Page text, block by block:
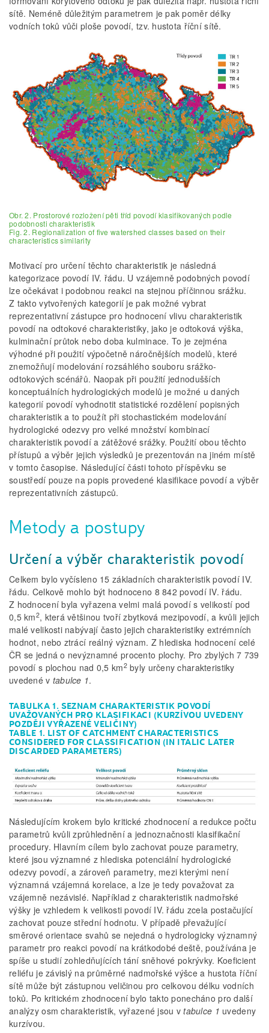
sítě. Neméně důležitým parametrem je pak poměr délky
vodních toků vůči ploše povodí, tzv. hustota říční sítě.
Obr. 2. Prostorové rozložení pěti tříd povodí klasifikovaných podle
podobnosti charakteristik
Fig. 2. Regionalization of five watershed classes based on their
characteristics similarity
Motivací pro určení těchto charakteristik je následná
kategorizace povodí IV. řádu. U vzájemně podobných povodí
lze očekávat i podobnou reakci na stejnou příčinnou srážku.
Z takto vytvořených kategorií je pak možné vybrat
reprezentativní zástupce pro hodnocení vlivu charakteristik
povodí na odtokové charakteristiky, jako je odtoková výška,
kulminační průtok nebo doba kulminace. To je zejména
výhodné při použití výpočetně náročnějších modelů, které
znemožňují modelování rozsáhlého souboru srážko-
odtokových scénářů. Naopak při použití jednodušších
konceptuálních hydrologických modelů je možné u daných
kategorií povodí vyhodnotit statistické rozdělení popisných
charakteristik a to použít při stochastickém modelování
hydrologické odezvy pro velké množství kombinací
charakteristik povodí a zátěžové srážky. Použití obou těchto
přístupů a výběr jejich výsledků je prezentován na jiném místě
v tomto časopise. Následující části tohoto příspěvku se
soustředí pouze na popis provedené klasifikace povodí a výběr
reprezentativních zástupců.
Metody a postupy
Určení a výběr charakteristik povodí
Celkem bylo vyčísleno 15 základních charakteristik povodí IV.
řádu. Celkově mohlo být hodnoceno 8 842 povodí IV. řádu.
Z hodnocení byla vyřazena velmi malá povodí s velikostí pod
0,5 km2, která většinou tvoří zbytková mezipovodí, a kvůli jejich
malé velikosti nabývají často jejich charakteristiky extrémních
hodnot, nebo ztrácí reálný význam. Z hlediska hodnocení celé
ČR se jedná o nevýznamné procento plochy. Pro zbylých 7 739
povodí s plochou nad 0,5 km2byly určeny charakteristiky
uvedené v tabulce 1.
TABULKA 1. SEZNAM CHARAKTERISTIK POVODÍ
UVAŽOVANÝCH PRO KLASIFIKACI (KURZÍVOU UVEDENY
POZDĚJI VYŘAZENÉ VELIČINY)
TABLE 1. LIST OF CATCHMENT CHARACTERISTICS
CONSIDERED FOR CLASSIFICATION (IN ITALIC LATER
DISCARDED PARAMETERS)
Následujícím krokem bylo kritické zhodnocení a redukce počtu
parametrů kvůli zprůhlednění a jednoznačnosti klasifikační
procedury. Hlavním cílem bylo zachovat pouze parametry,
které jsou významné z hlediska potenciální hydrologické
odezvy povodí, a zároveň parametry, mezi kterými není
významná vzájemná korelace, a lze je tedy považovat za
vzájemně nezávislé. Například z charakteristik nadmořské
výšky je vzhledem k velikosti povodí IV. řádu zcela postačující
zachovat pouze střední hodnotu. V případě převažující
směrové orientace svahů se nejedná o hydrologicky významný
parametr pro reakci povodí na krátkodobé deště, používána je
spíše u studií zohledňujících tání sněhové pokrývky. Koeficient
reliéfu je závislý na průměrné nadmořské výšce a hustota říční
sítě může být zástupnou veličinou pro celkovou délku vodních
toků. Po kritickém zhodnocení bylo takto ponecháno pro další
analýzy osm charakteristik, vyřazené jsou vtabulce 1 uvedeny
kurzívou.